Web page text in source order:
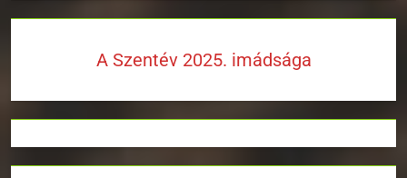
A Szentév 2025. imádsága